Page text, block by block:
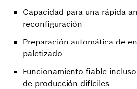
Capacidad para una rápida
reconfiguración
Preparación automática de
paletizado
Funcionamiento fiable
de producción difíciles